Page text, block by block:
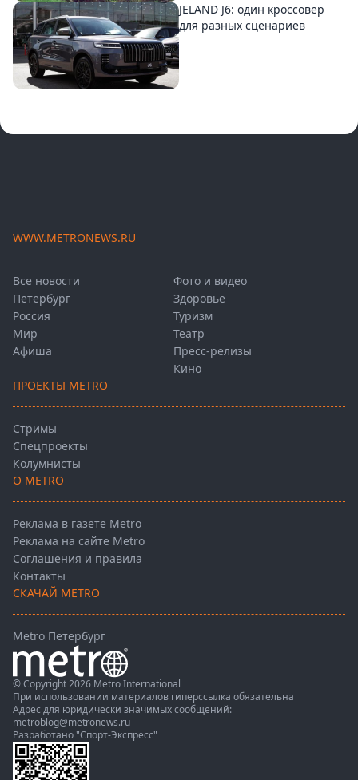
JELAND J6: один кроссовер
для разных сценариев
WWW.METRONEWS.RU
Все новости
Петербург
Россия
Мир
Афиша
Фото и видео
Здоровье
Туризм
Театр
Пресс-релизы
Кино
ПРОЕКТЫ METRO
Стримы
Спецпроекты
Колумнисты
О METRO
Реклама в газете Metro
Реклама на сайте Metro
Соглашения и правила
Контакты
СКАЧАЙ METRO
Metro Петербург
© Copyright 2026 Metro International
При использовании материалов гиперссылка обязательна
Адрес для юридически значимых сообщений:
metroblog@metronews.ru
Разработано "Спорт-Экспресс"